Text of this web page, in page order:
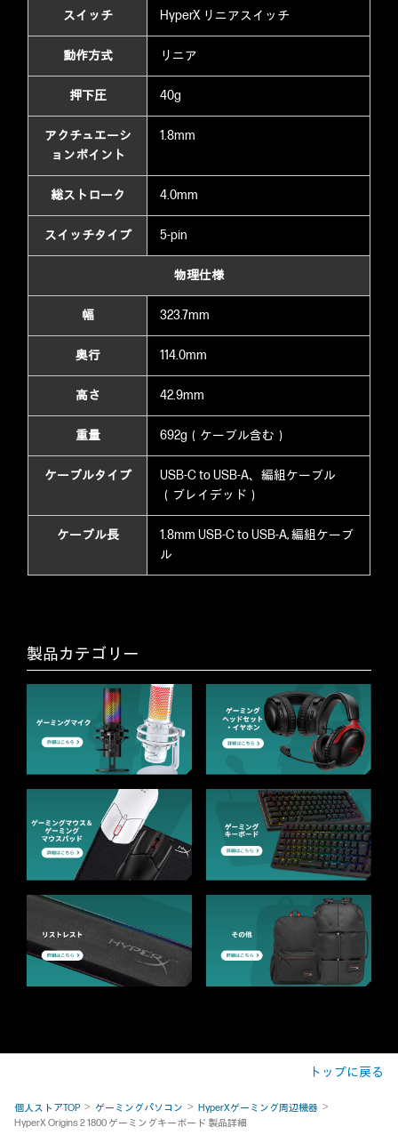
スイッチ HyperX リニアスイッチ
動作方式 リニア
押下圧 40g
アクチュエーシ
ョンポイント
1.8mm
総ストローク 4.0mm
スイッチタイプ 5-pin
物理仕様
幅 323.7mm
奥行 114.0mm
高さ 42.9mm
重量 692g（ケーブル含む）
ケーブルタイプ
USB-C to USB-A、編組ケーブル
（ブレイデッド）
ケーブル長
1.8mm USB-C to USB-A, 編組ケーブ
ル
製品カテゴリー
トップに戻る
個人ストアTOP ゲーミングパソコン
HyperXゲーミング周辺機器
HyperX Origins 2 1800 ゲーミングキーボード 製品詳細